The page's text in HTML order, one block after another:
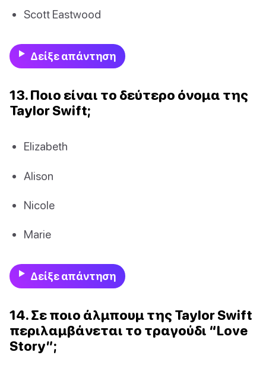
Scott Eastwood
Δείξε απάντηση
13. Ποιο είναι το δεύτερο όνομα της
Taylor Swift;
Elizabeth
Alison
Nicole
Marie
Δείξε απάντηση
14. Σε ποιο άλμπουμ της Taylor Swift
περιλαμβάνεται το τραγούδι “Love
Story”;